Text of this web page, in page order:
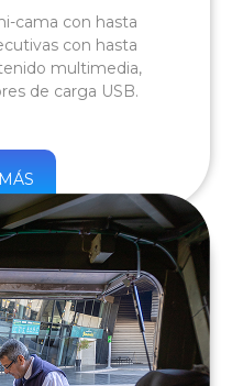
cama con hasta
con hasta
multimedia,
de carga USB.